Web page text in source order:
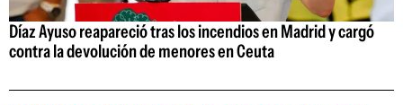
Díaz Ayuso reapareció tras los incendios en Madrid y cargó
contra la devolución de menores en Ceuta